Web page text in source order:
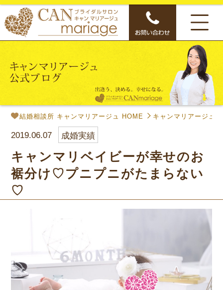
結婚相談所 キャンマリアージュ HOME キャンマリアージュ
2019.06.07 成婚実績
キャンマリベイビーが幸せのお
裾分け♡プニプニがたまらない
♡